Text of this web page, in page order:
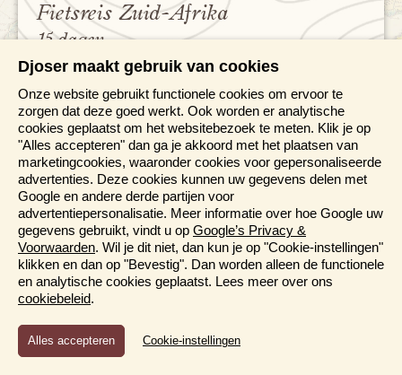
Fietsreis Zuid-Afrika
15 dagen
Fietsen door het hart van de Kaapse wijnlanden
Fietsroutes over uitdagende passen met
adembenemende uitzichten
Ontdek Kaapstad en het mooie Tuinroute-district op
de fiets
V.a. 3.245,- Bewaren
Bijkomende kosten 26,25 p.p. (o.b.v. 2 personen)
presentaties
Djoser maakt gebruik van cookies
Onze website gebruikt functionele cookies om ervoor te
zorgen dat deze goed werkt. Ook worden er analytische
cookies geplaatst om het websitebezoek te meten. Klik je op
"Alles accepteren" dan ga je akkoord met het plaatsen van
marketingcookies, waaronder cookies voor gepersonaliseerde
advertenties. Deze cookies kunnen uw gegevens delen met
Google en andere derde partijen voor
advertentiepersonalisatie. Meer informatie over hoe Google uw
gegevens gebruikt, vindt u op Google’s Privacy &
Voorwaarden. Wil je dit niet, dan kun je op "Cookie-instellingen"
klikken en dan op "Bevestig". Dan worden alleen de functionele
en analytische cookies geplaatst. Lees meer over ons
cookiebeleid.
Functioneel en Analytisch
Cookies die er voor zorgen dat de website naar behoren
Cookie-instellingen